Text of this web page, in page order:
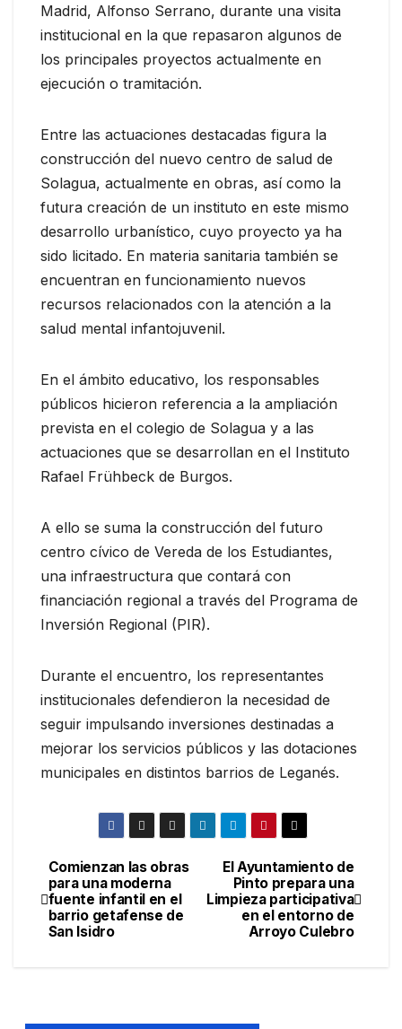
Madrid, Alfonso Serrano, durante una visita
institucional en la que repasaron algunos de
los principales proyectos actualmente en
ejecución o tramitación.
Entre las actuaciones destacadas figura la
construcción del nuevo centro de salud de
Solagua, actualmente en obras, así como la
futura creación de un instituto en este mismo
desarrollo urbanístico, cuyo proyecto ya ha
sido licitado. En materia sanitaria también se
encuentran en funcionamiento nuevos
recursos relacionados con la atención a la
salud mental infantojuvenil.
En el ámbito educativo, los responsables
públicos hicieron referencia a la ampliación
prevista en el colegio de Solagua y a las
actuaciones que se desarrollan en el Instituto
Rafael Frühbeck de Burgos.
A ello se suma la construcción del futuro
centro cívico de Vereda de los Estudiantes,
una infraestructura que contará con
financiación regional a través del Programa de
Inversión Regional (PIR).
Durante el encuentro, los representantes
institucionales defendieron la necesidad de
seguir impulsando inversiones destinadas a
mejorar los servicios públicos y las dotaciones
municipales en distintos barrios de Leganés.
El Ayuntamiento de
Pinto prepara una
Limpieza participativa
en el entorno de
Arroyo Culebro
Comienzan las obras
para una moderna
fuente infantil en el
barrio getafense de
San Isidro